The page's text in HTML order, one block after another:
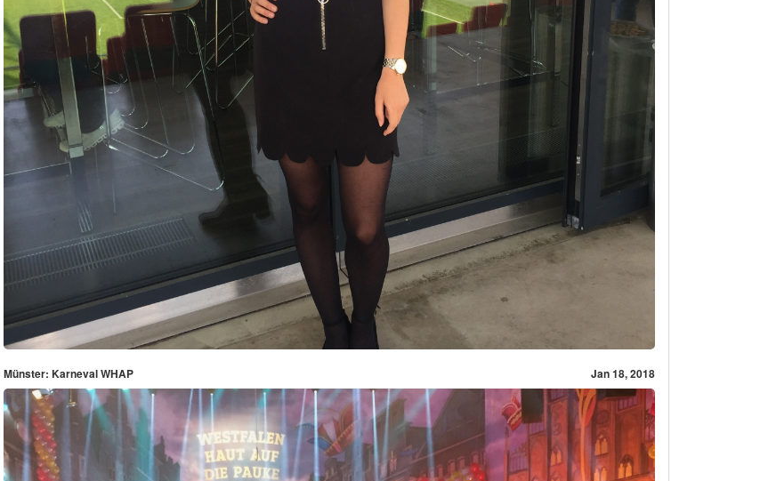
Münster: Karneval WHAP Jan 18, 2018